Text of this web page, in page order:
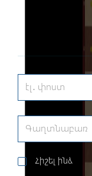
Հիշել ինձ